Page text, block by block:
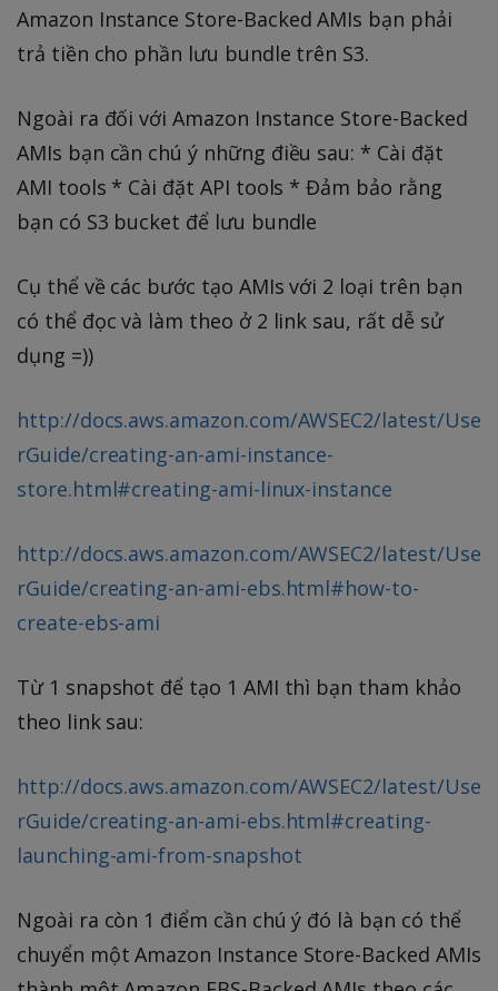
Amazon Instance Store-Backed AMIs bạn phải
trả tiền cho phần lưu bundle trên S3.
Ngoài ra đối với Amazon Instance Store-Backed
AMIs bạn cần chú ý những điều sau: * Cài đặt
AMI tools * Cài đặt API tools * Đảm bảo rằng
bạn có S3 bucket để lưu bundle
Cụ thể về các bước tạo AMIs với 2 loại trên bạn
có thể đọc và làm theo ở 2 link sau, rất dễ sử
dụng =))
http://docs.aws.amazon.com/AWSEC2/latest/Use
rGuide/creating-an-ami-instance-
store.html#creating-ami-linux-instance
http://docs.aws.amazon.com/AWSEC2/latest/Use
rGuide/creating-an-ami-ebs.html#how-to-
create-ebs-ami
Từ 1 snapshot để tạo 1 AMI thì bạn tham khảo
theo link sau:
http://docs.aws.amazon.com/AWSEC2/latest/Use
rGuide/creating-an-ami-ebs.html#creating-
launching-ami-from-snapshot
Ngoài ra còn 1 điểm cần chú ý đó là bạn có thể
chuyển một Amazon Instance Store-Backed AMIs